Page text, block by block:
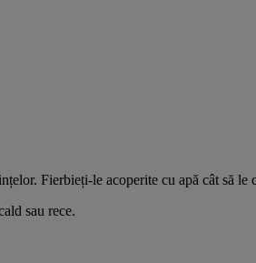
Fierbieți-le acoperite cu apă cât să
sau rece.